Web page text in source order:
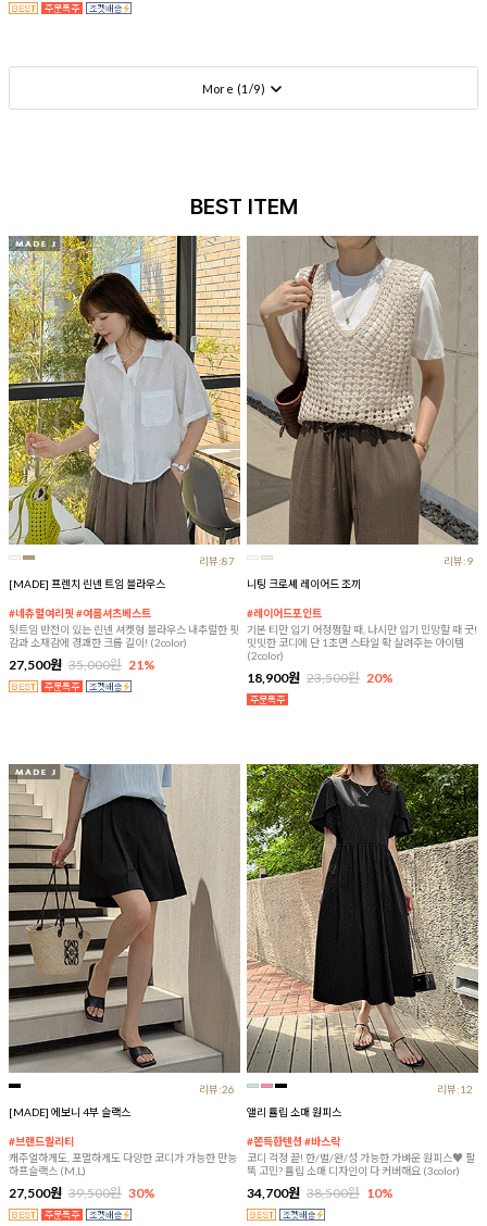
More (1 /9)
BEST ITEM
리뷰:87
[MADE] 프렌치 린넨 트임 블라우스
#네츄럴여리핏 #여름셔츠베스트
뒷트임 반전이 있는 린넨 셔켓형 블라우스 내추럴한 핏
감과 소재감에 경쾌한 크롭 길이! (2color)
27,500원 35,000원 21%
리뷰:9
니팅 크로셰 레이어드 조끼
#레이어드포인트
기본 티만 입기 어정쩡할 때, 나시만 입기 민망할 때 굿!
밋밋한 코디에 단 1초면 스타일 확 살려주는 아이템
(2color)
18,900원 23,500원 20%
리뷰:26
[MADE] 에보니 4부 슬랙스
#브랜드퀄리티
캐주얼하게도, 포멀하게도 다양한 코디가 가능한 만능
하프슬랙스 (M,L)
27,500원 39,500원 30%
리뷰:12
앨리 튤립 소매 원피스
#쫀득한텐션 #바스락
코디 걱정 끝! 한/벌/완/성 가능한 가벼운 원피스♥ 팔
뚝 고민? 튤립 소매 디자인이 다 커버해요 (3color)
34,700원 38,500원 10%